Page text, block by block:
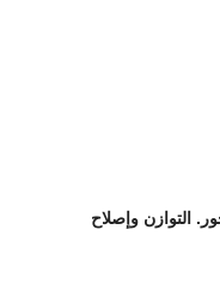
التوازن وإصلاح